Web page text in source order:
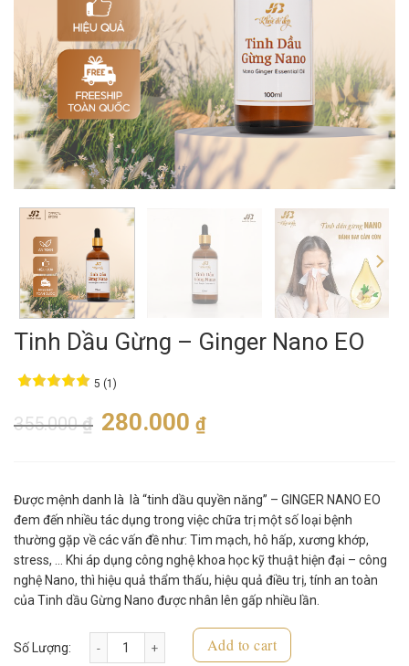
Tinh Dầu Gừng – Ginger Nano EO
5 (1)
355.000₫ 280.000 ₫
Được mệnh danh là là “tinh dầu quyền năng” – GINGER NANO EO
đem đến nhiều tác dụng trong việc chữa trị một số loại bệnh
thường gặp về các vấn đề như: Tim mạch, hô hấp, xương khớp,
stress, … Khi áp dụng công nghệ khoa học kỹ thuật hiện đại – công
nghệ Nano, thì hiệu quả thẩm thấu, hiệu quả điều trị, tính an toàn
của Tinh dầu Gừng Nano được nhân lên gấp nhiều lần.
Tinh Dầu Gừng - Ginger Nano EO quantity
Add to cart